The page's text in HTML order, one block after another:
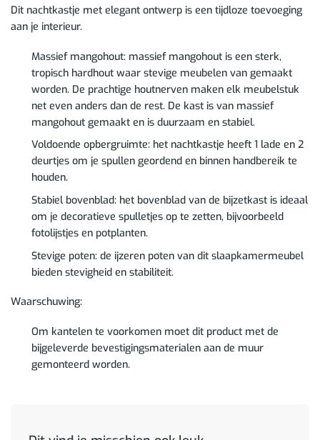
Dit nachtkastje met elegant ontwerp is een tijdloze toevoeging
aan je interieur.
Massief mangohout: massief mangohout is een sterk,
tropisch hardhout waar stevige meubelen van gemaakt
worden. De prachtige houtnerven maken elk meubelstuk
net even anders dan de rest. De kast is van massief
mangohout gemaakt en is duurzaam en stabiel.
Voldoende opbergruimte: het nachtkastje heeft 1 lade en 2
deurtjes om je spullen geordend en binnen handbereik te
houden.
Stabiel bovenblad: het bovenblad van de bijzetkast is ideaal
om je decoratieve spulletjes op te zetten, bijvoorbeeld
fotolijstjes en potplanten.
Stevige poten: de ijzeren poten van dit slaapkamermeubel
bieden stevigheid en stabiliteit.
Waarschuwing:
Om kantelen te voorkomen moet dit product met de
bijgeleverde bevestigingsmaterialen aan de muur
gemonteerd worden.